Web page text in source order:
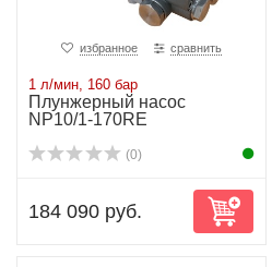
избранное сравнить
1 л/мин, 160 бар
Плунжерный насос
NP10/1-170RE
(0)
184 090 руб.